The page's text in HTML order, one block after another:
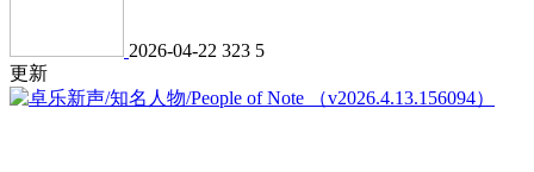
2026-04-22 323 5
更新